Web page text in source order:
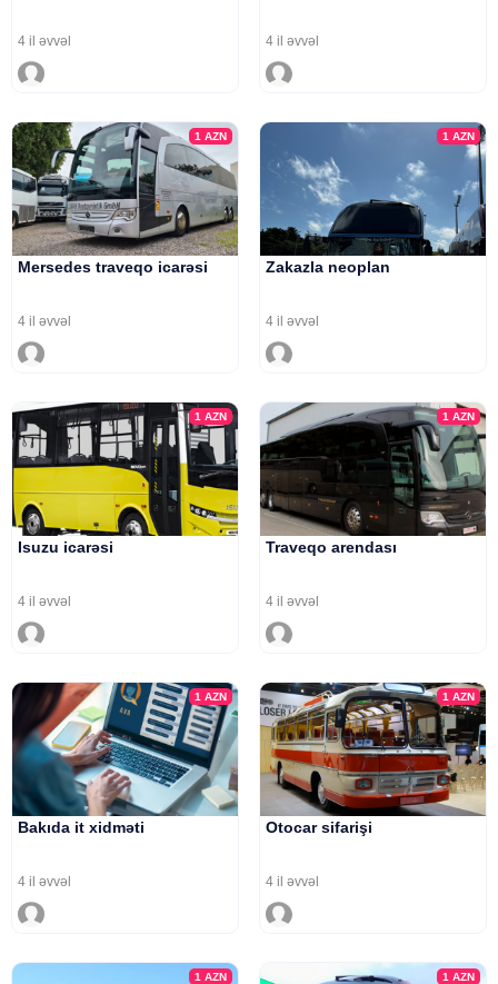
4 il əvvəl 4 il əvvəl
1AZN
Mersedes traveqo icarəsi
4 il əvvəl
1 AZN
Zakazla neoplan
4 il əvvəl
1AZN
Isuzu icarəsi
4 il əvvəl
1 AZN
Traveqo arendası
4 il əvvəl
1AZN
Bakıda it xidməti
4 il əvvəl
1 AZN
Otocar sifarişi
4 il əvvəl
1AZN 1 AZN